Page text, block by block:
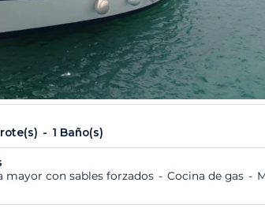
1 Baño(s)
mayor con sables forzados Cocina de gas